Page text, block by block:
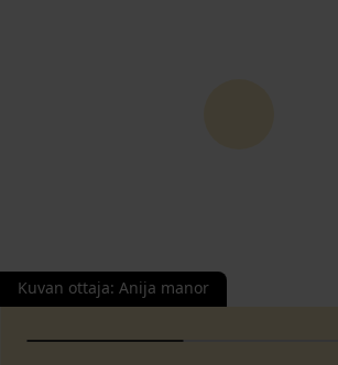
Kuvan ottaja: Anija manor